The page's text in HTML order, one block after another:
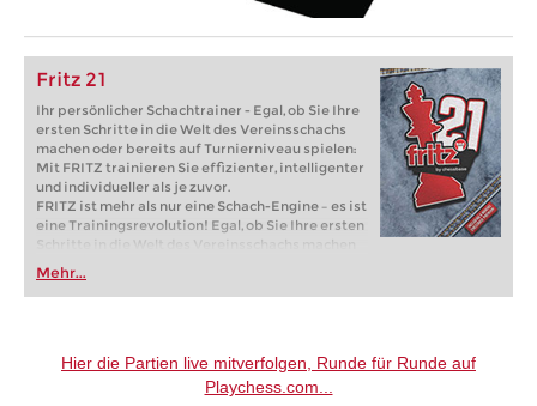
Fritz 21
Ihr persönlicher Schachtrainer - Egal, ob Sie Ihre
ersten Schritte in die Welt des Vereinsschachs
machen oder bereits auf Turnierniveau spielen:
Mit FRITZ trainieren Sie effizienter, intelligenter
und individueller als je zuvor.
FRITZ ist mehr als nur eine Schach-Engine – es ist
eine Trainingsrevolution! Egal, ob Sie Ihre ersten
Schritte in die Welt des Vereinsschachs machen
oder bereits auf Turnierniveau spielen: Mit
FRITZ trainieren Sie effizienter, intelligenter und
individueller als je zuvor.
Mehr...
Hier die Partien live mitverfolgen, Runde für Runde auf
Playchess.com...